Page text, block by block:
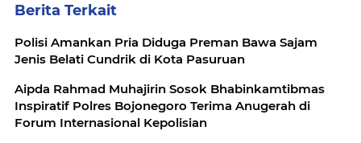
Berita Terkait
Polisi Amankan Pria Diduga Preman Bawa Sajam
Jenis Belati Cundrik di Kota Pasuruan
Aipda Rahmad Muhajirin Sosok Bhabinkamtibmas
Inspiratif Polres Bojonegoro Terima Anugerah di
Forum Internasional Kepolisian